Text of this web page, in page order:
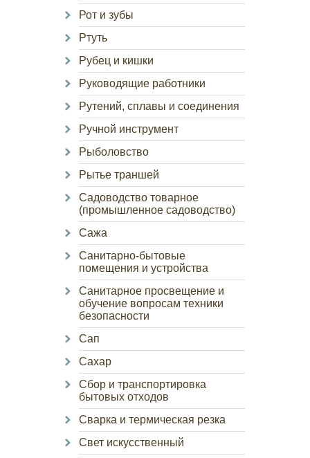
Рот и зубы
Ртуть
Рубец и кишки
Руководящие работники
Рутений, сплавы и соединения
Ручной инструмент
Рыболовство
Рытье траншей
Садоводство товарное
(промышленное садоводство)
Сажа
Санитарно-бытовые
помещения и устройства
Санитарное просвещение и
обучение вопросам техники
безопасности
Сап
Сахар
Сбор и транспортировка
бытовых отходов
Сварка и термическая резка
Свет искусственный